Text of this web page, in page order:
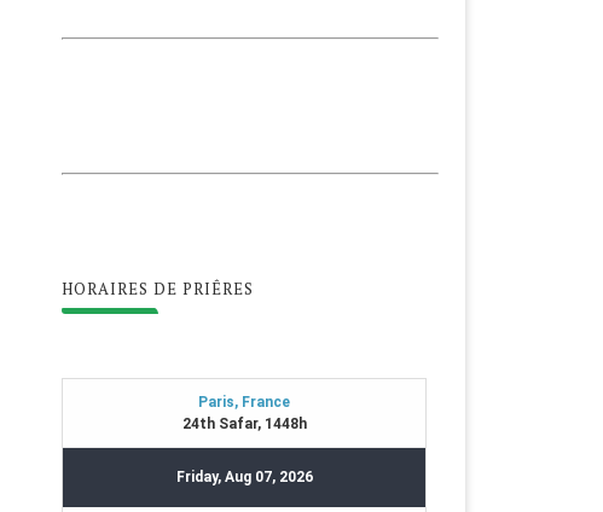
HORAIRES DE PRIÊRES